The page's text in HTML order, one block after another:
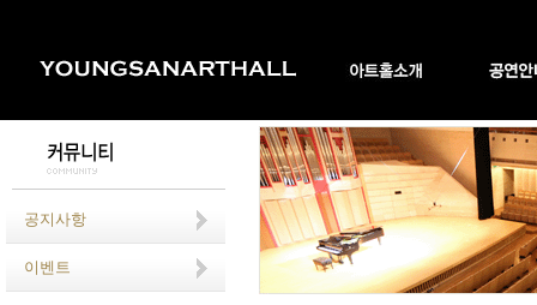
공지사항
이벤트